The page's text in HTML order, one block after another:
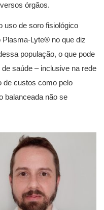
órgãos.
uso de soro fisiológico
Lyte® no que diz
população, o que pode
saúde – inclusive na rede
de custos como pelo
balanceada não se